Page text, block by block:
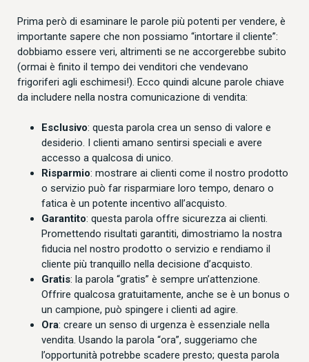
Prima però di esaminare le parole più potenti per vendere, è
importante sapere che non possiamo “intortare il cliente”:
dobbiamo essere veri, altrimenti se ne accorgerebbe subito
(ormai è finito il tempo dei venditori che vendevano
frigoriferi agli eschimesi!). Ecco quindi alcune parole chiave
da includere nella nostra comunicazione di vendita:
Esclusivo: questa parola crea un senso di valore e
desiderio. I clienti amano sentirsi speciali e avere
accesso a qualcosa di unico.
Risparmio: mostrare ai clienti come il nostro prodotto
o servizio può far risparmiare loro tempo, denaro o
fatica è un potente incentivo all’acquisto.
Garantito: questa parola offre sicurezza ai clienti.
Promettendo risultati garantiti, dimostriamo la nostra
fiducia nel nostro prodotto o servizio e rendiamo il
cliente più tranquillo nella decisione d’acquisto.
Gratis: la parola “gratis” è sempre un’attenzione.
Offrire qualcosa gratuitamente, anche se è un bonus o
un campione, può spingere i clienti ad agire.
Ora: creare un senso di urgenza è essenziale nella
vendita. Usando la parola “ora”, suggeriamo che
l’opportunità potrebbe scadere presto; questa parola